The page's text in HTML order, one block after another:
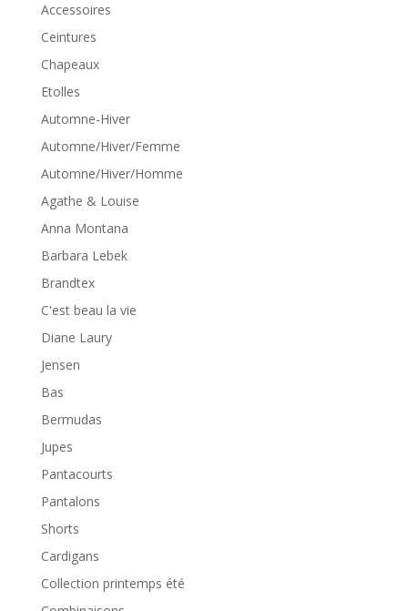
Accessoires
Ceintures
Chapeaux
Etolles
Automne-Hiver
Automne/Hiver/Femme
Automne/Hiver/Homme
Agathe & Louise
Anna Montana
Barbara Lebek
Brandtex
C'est beau la vie
Diane Laury
Jensen
Bas
Bermudas
Jupes
Pantacourts
Pantalons
Shorts
Cardigans
Collection printemps été